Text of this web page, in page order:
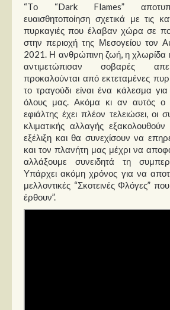
Μουσικοί
Διάφοροι
Εκτός Συνόρων
Νέα
Στήλες
Polls
Small Talk
Blog
“Tο “Dark Flames”
ευαισθητοποίηση σχετικά με τις
πυρκαγιές που έλαβαν χώρα σε
στην περιοχή της Μεσογείου τον
2021. Η ανθρώπινη ζωή, η χλωρίδα
αντιμετώπισαν σοβαρές
προκαλούνται από εκτεταμένες
το τραγούδι είναι ένα κάλεσμα
όλους μας. Ακόμα κι αν αυτός ο
εφιάλτης έχει πλέον τελειώσει, οι
κλιματικής αλλαγής
εξέλιξη και θα συνεχίσουν να
και τον πλανήτη μας μέχρι να
αλλάξουμε συνειδητά τη
Υπάρχει ακόμη χρόνος για να
μελλοντικές “Σκοτεινές Φλόγες”
έρθουν”.